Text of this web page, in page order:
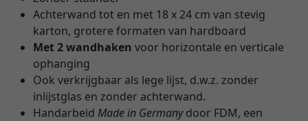
Achterwand tot en met 18 x 24 cm van stevig
karton, grotere formaten van hardboard
Met 2 wandhaken voor horizontale en verticale
ophanging
Ook verkrijgbaar als lege lijst, d.w.z. zonder
inlijstglas en zonder achterwand.
Handarbeid Made in Germanydoor FDM, een